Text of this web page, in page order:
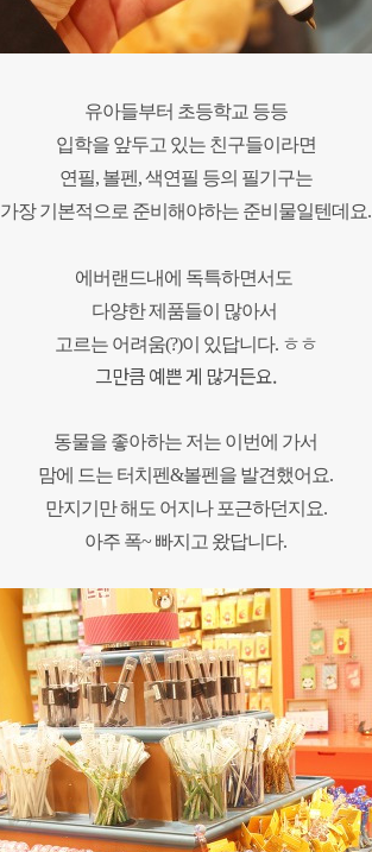
유아들부터 초등학교 등등
입학을 앞두고 있는 친구들이라면
연필, 볼펜, 색연필 등의 필기구는
가장 기본적으로 준비해야하는 준비물일텐데요.
에버랜드내에 독특하면서도
다양한 제품들이 많아서
고르는 어려움(?)이 있답니다. ㅎㅎ
그만큼 예쁜 게 많거든요.
동물을 좋아하는 저는 이번에 가서
맘에 드는 터치펜&볼펜을 발견했어요.
만지기만 해도 어지나 포근하던지요.
아주 폭~ 빠지고 왔답니다.